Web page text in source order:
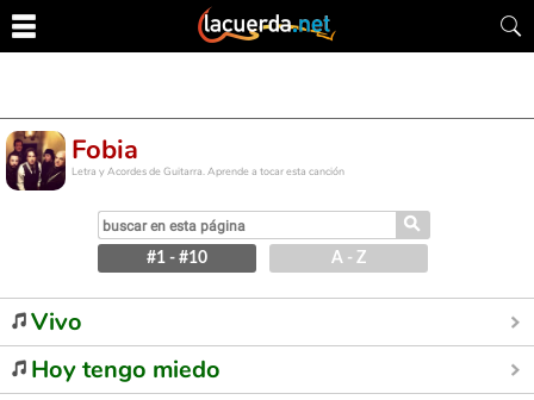
Fobia
Letra y Acordes de Guitarra. Aprende a tocar esta canción
⚲
#1 - #10 A - Z
Vivo
Hoy tengo miedo